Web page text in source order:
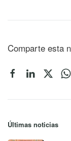
Comparte esta
Últimas noticias